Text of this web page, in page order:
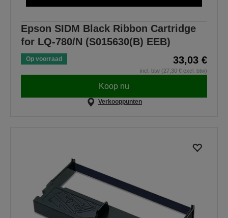
Epson SIDM Black Ribbon Cartridge
for LQ-780/N (S015630(B) EEB)
Op voorraad 33,03 €
incl. btw (27,30 € excl. btw)
Koop nu
Verkooppunten